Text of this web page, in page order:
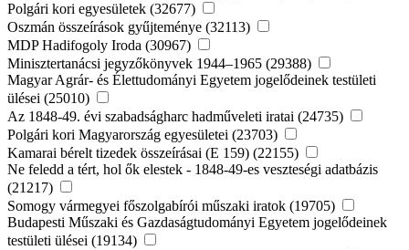
Polgári kori egyesületek (32677)
Oszmán összeírások gyűjteménye (32113)
MDP Hadifogoly Iroda (30967)
Minisztertanácsi jegyzőkönyvek 1944–1965 (29388)
Magyar Agrár- és Élettudományi Egyetem jogelődeinek testületi
ülései (25010)
Az 1848-49. évi szabadságharc hadműveleti iratai (24735)
Polgári kori Magyarország egyesületei (23703)
Kamarai bérelt tizedek összeírásai (E 159) (22155)
Ne feledd a tért, hol ők elestek - 1848-49-es veszteségi adatbázis
(21217)
Somogy vármegyei főszolgabírói műszaki iratok (19705)
Budapesti Műszaki és Gazdaságtudományi Egyetem jogelődeinek
testületi ülései (19134)